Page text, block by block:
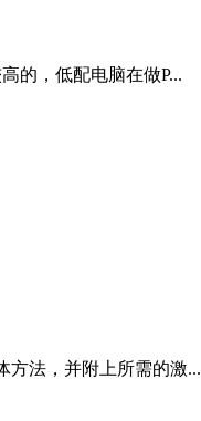
的，低配电脑在做P...
方法，并附上所需的激...